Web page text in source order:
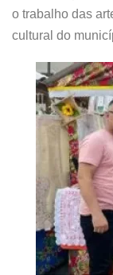
o trabalho das
cultural do